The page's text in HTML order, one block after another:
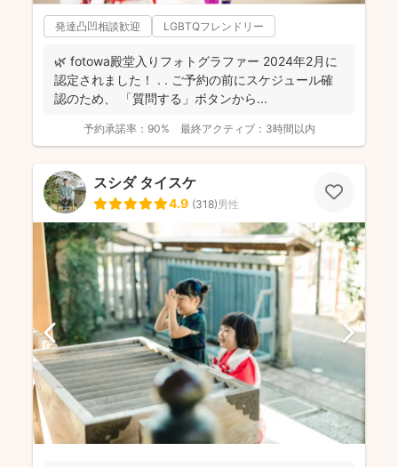
発達凸凹相談歓迎 LGBTQフレンドリー
🌿 fotowa殿堂入りフォトグラファー 2024年2月に
認定されました！ . . ご予約の前にスケジュール確
認のため、 「質問する」ボタンから...
予約承諾率： 90% 最終アクティブ： 3時間以内
スシダ タイスケ
4.9 (318)男性